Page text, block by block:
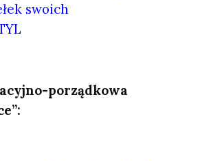
swoich
porządkowa